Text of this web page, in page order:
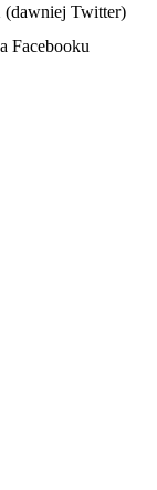
(dawniej Twitter)
Facebooku